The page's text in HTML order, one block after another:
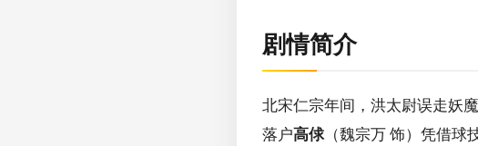
剧情简介
北宋仁宗年间，洪太尉误走妖
落户高俅 （魏宗万 饰）凭借